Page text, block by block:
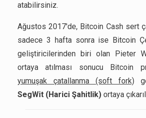
atabilirsiniz.
Ağustos 2017'de, Bitcoin Cash sert
sadece 3 hafta sonra ise Bitcoin
geliştiricilerinden biri olan Pieter
ortaya atılması sonucu Bitcoin
yumuşak çatallanma (soft fork)
SegWit (Harici Şahitlik) ortaya